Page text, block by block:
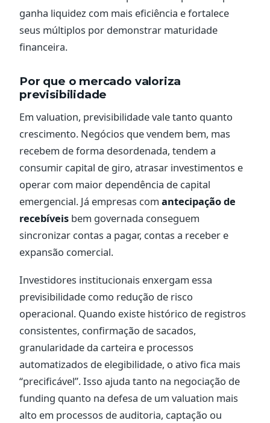
ganha liquidez com mais eficiência e fortalece
seus múltiplos por demonstrar maturidade
financeira.
Por que o mercado valoriza
previsibilidade
Em valuation, previsibilidade vale tanto quanto
crescimento. Negócios que vendem bem, mas
recebem de forma desordenada, tendem a
consumir capital de giro, atrasar investimentos e
operar com maior dependência de capital
emergencial. Já empresas com antecipação de
recebíveis bem governada conseguem
sincronizar contas a pagar, contas a receber e
expansão comercial.
Investidores institucionais enxergam essa
previsibilidade como redução de risco
operacional. Quando existe histórico de registros
consistentes, confirmação de sacados,
granularidade da carteira e processos
automatizados de elegibilidade, o ativo fica mais
“precificável”. Isso ajuda tanto na negociação de
funding quanto na defesa de um valuation mais
alto em processos de auditoria, captação ou